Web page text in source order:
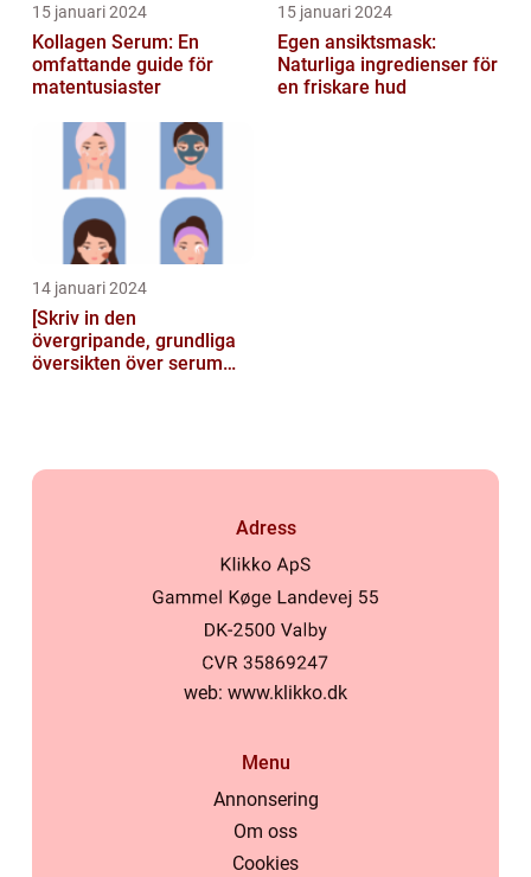
15 januari 2024
Kollagen Serum: En
omfattande guide för
matentusiaster
15 januari 2024
Egen ansiktsmask:
Naturliga ingredienser för
en friskare hud
14 januari 2024
[Skriv in den
övergripande, grundliga
översikten över serum
Adress
web: www.klikko.dk
Menu
Annonsering
Om oss
Cookies